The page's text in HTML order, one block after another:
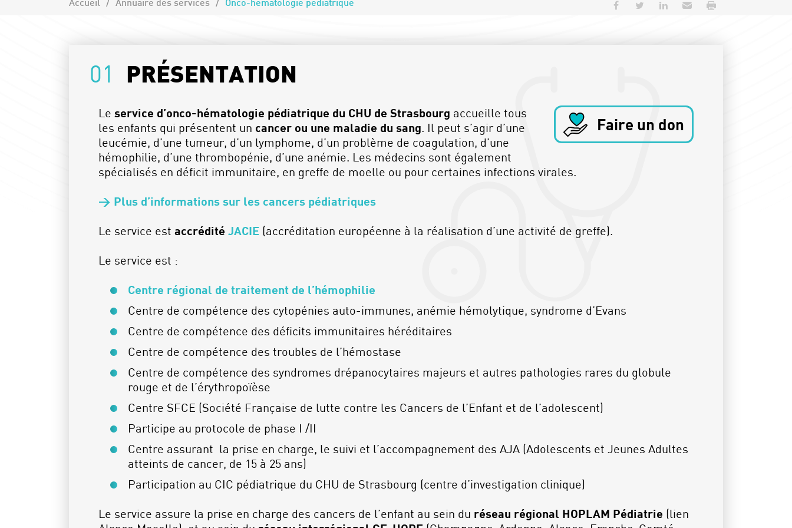
Accueil Annuaire des services Onco-hématologie pédiatrique Partager sur Facebook
Partager sur Twitter
Partager sur LinkedIn
Envoyer par e-mail
01 PRÉSENTATION
Faire un don
Le service d’onco-hématologie pédiatrique du CHU de Strasbourg accueille tous
les enfants qui présentent un cancer ou une maladie du sang. Il peut s’agir d’une
leucémie, d’une tumeur, d’un lymphome, d’un problème de coagulation, d’une
hémophilie, d’une thrombopénie, d’une anémie. Les médecins sont également
spécialisés en déficit immunitaire, en greffe de moelle ou pour certaines infections virales.
> Plus d’informations sur les cancers pédiatriques
Le service est accrédité JACIE (accréditation européenne à la réalisation d’une activité de greffe).
Le service est :
Centre régional de traitement de l’hémophilie
Centre de compétence des cytopénies auto-immunes, anémie hémolytique, syndrome d’Evans
Centre de compétence des déficits immunitaires héréditaires
Centre de compétence des troubles de l’hémostase
Centre de compétence des syndromes drépanocytaires majeurs et autres pathologies rares du globule
rouge et de l’érythropoïèse
Centre SFCE (Société Française de lutte contre les Cancers de l’Enfant et de l’adolescent)
Participe au protocole de phase I /II
Centre assurant la prise en charge, le suivi et l’accompagnement des AJA (Adolescents et Jeunes Adultes
atteints de cancer, de 15 à 25 ans)
Participation au CIC pédiatrique du CHU de Strasbourg (centre d’investigation clinique)
Le service assure la prise en charge des cancers de l’enfant au sein du réseau régional HOPLAM Pédiatrie (lien